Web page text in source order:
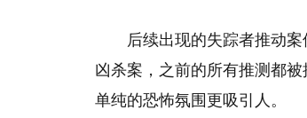
后续出现的失踪者推动
凶杀案，之前的所有推测都
单纯的恐怖氛围更吸引人。